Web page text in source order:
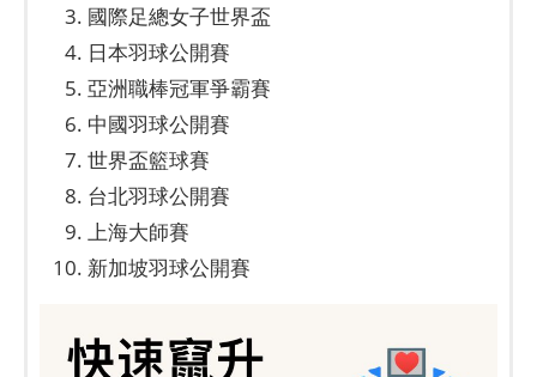
國際足總女子世界盃
日本羽球公開賽
亞洲職棒冠軍爭霸賽
中國羽球公開賽
世界盃籃球賽
台北羽球公開賽
上海大師賽
新加坡羽球公開賽